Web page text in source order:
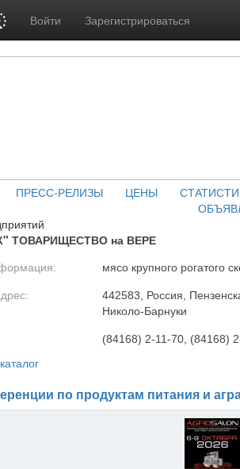
Войти Зарегистрироваться
ПРЕСС-РЕЛИЗЫ ЦЕНЫ
ТОВАРИЩЕСТВО на ВЕРЕ
мясо крупного рогатого
442583, Россия,
Николо-Барнуки
(84168) 2-11-70, (84168)
по продуктам питания и